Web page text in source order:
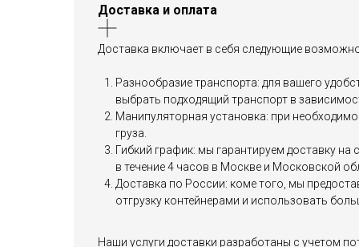
Доставка и оплата
Доставка включает в себя следующие
Разнообразие транспорта: для вашего
выбрать подходящий транспорт в
Манипуляторная установка: при
груза.
Гибкий график: мы гарантируем доставку
в течение 4 часов в Москве и Московской
Доставка по России: коме того, мы
отгрузку контейнерами и использовать
Наши услуги доставки разработаны с учетом